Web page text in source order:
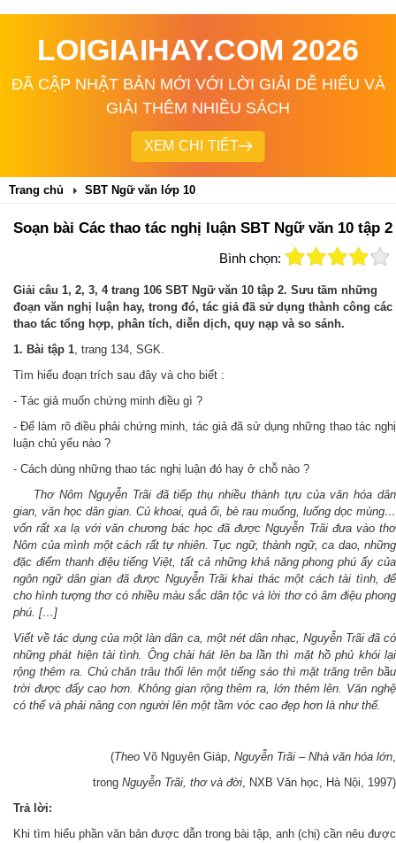
LOIGIAIHAY.COM 2026
ĐÃ CẬP NHẬT BẢN MỚI VỚI LỜI GIẢI DỄ HIỂU VÀ
GIẢI THÊM NHIỀU SÁCH
XEM CHI TIẾT
Trang chủ SBT Ngữ văn lớp 10
Soạn bài Các thao tác nghị luận SBT Ngữ văn 10 tập 2
Bình chọn:
Giải câu 1, 2, 3, 4 trang 106 SBT Ngữ văn 10 tập 2. Sưu tầm những
đoạn văn nghị luận hay, trong đó, tác giả đã sử dụng thành công các
thao tác tổng hợp, phân tích, diễn dịch, quy nạp và so sánh.
1. Bài tập 1, trang 134, SGK.
Tìm hiểu đoạn trích sau đây và cho biết :
- Tác giả muốn chứng minh điều gì ?
- Để làm rõ điều phải chứng minh, tác giả đã sử dụng những thao tác nghị
luận chủ yếu nào ?
- Cách dùng những thao tác nghị luận đó hay ở chỗ nào ?
Thơ Nôm Nguyễn Trãi đã tiếp thụ nhiều thành tựu của văn hóa dân
gian, văn học dân gian. Củ khoai, quả ổi, bè rau muống, luống dọc mùng…
vốn rất xa lạ với văn chương bác học đã được Nguyễn Trãi đưa vào thơ
Nôm của mình một cách rất tự nhiên. Tục ngữ, thành ngữ, ca dao, những
đặc điểm thanh điệu tiếng Việt, tất cả những khả năng phong phú ấy của
ngôn ngữ dân gian đã được Nguyễn Trãi khai thác một cách tài tình, để
cho hình tượng thơ có nhiều màu sắc dân tộc và lời thơ có âm điệu phong
phú. […]
Viết về tác dụng của một làn dân ca, một nét dân nhạc, Nguyễn Trãi đã có
những phát hiện tài tình. Ông chài hát lên ba lần thì mặt hồ phủ khói lại
rộng thêm ra. Chú chăn trâu thổi lên một tiếng sáo thì mặt trăng trên bầu
trời được đẩy cao hơn. Không gian rộng thêm ra, lớn thêm lên. Văn nghệ
có thể và phải nâng con người lên một tầm vóc cao đẹp hơn là như thế.
(Theo Võ Nguyên Giáp, Nguyễn Trãi – Nhà văn hóa lớn,
trong Nguyễn Trãi, thơ và đời, NXB Văn học, Hà Nội, 1997)
Trả lời:
Khi tìm hiểu phần văn bản được dẫn trong bài tập, anh (chị) cần nêu được